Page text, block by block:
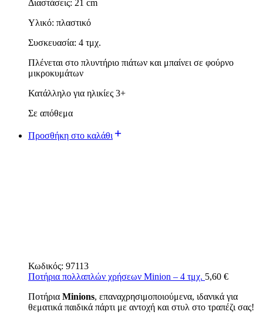
Διαστάσεις: 21 cm
Υλικό: πλαστικό
Συσκευασία: 4 τμχ.
Πλένεται στο πλυντήριο πιάτων και μπαίνει σε φούρνο
μικροκυμάτων
Κατάλληλο για ηλικίες 3+
Σε απόθεμα
Προσθήκη στο καλάθι
Κωδικός: 97113
Ποτήρια πολλαπλών χρήσεων Minion – 4 τμχ. 5,60 €
Ποτήρια Minions, επαναχρησιμοποιούμενα, ιδανικά για
θεματικά παιδικά πάρτι με αντοχή και στυλ στο τραπέζι σας!